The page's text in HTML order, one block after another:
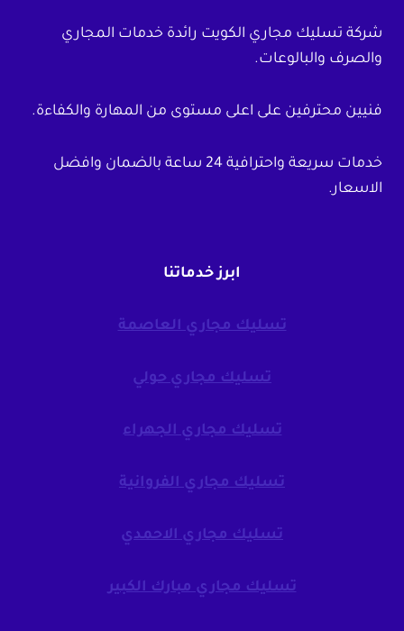
شركة تسليك مجاري الكويت رائدة خدمات المجاري
والصرف والبالوعات.
فنيين محترفين على اعلى مستوى من المهارة والكفاءة.
خدمات سريعة واحترافية 24 ساعة بالضمان وافضل
الاسعار.
ابرز خدماتنا
تسليك مجاري العاصمة
تسليك مجاري حولي
تسليك مجاري الجهراء
تسليك مجاري الفروانية
تسليك مجاري الاحمدي
تسليك مجاري مبارك الكبير